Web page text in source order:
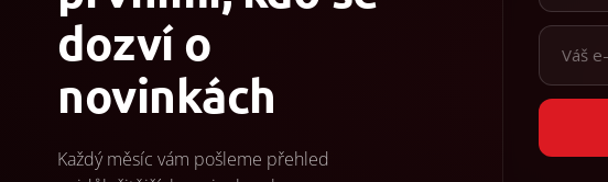
dozví o
novinkách
Každý měsíc vám pošleme přehled